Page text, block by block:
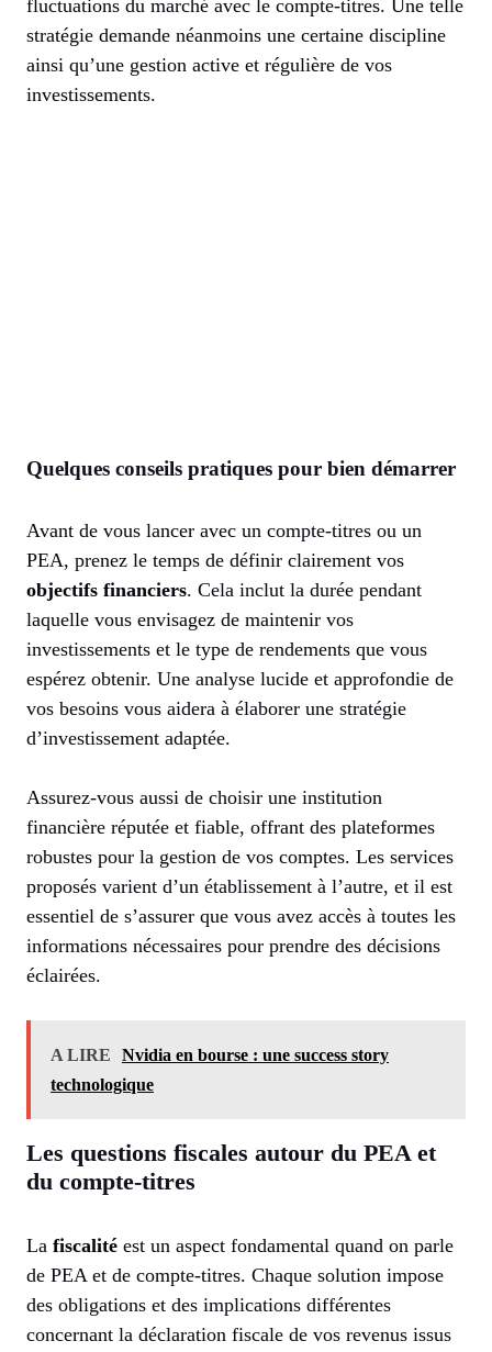
fluctuations du marché avec le compte-titres. Une telle
stratégie demande néanmoins une certaine discipline
ainsi qu’une gestion active et régulière de vos
investissements.
Quelques conseils pratiques pour bien démarrer
Avant de vous lancer avec un compte-titres ou un
PEA, prenez le temps de définir clairement vos
objectifs financiers. Cela inclut la durée pendant
laquelle vous envisagez de maintenir vos
investissements et le type de rendements que vous
espérez obtenir. Une analyse lucide et approfondie de
vos besoins vous aidera à élaborer une stratégie
d’investissement adaptée.
Assurez-vous aussi de choisir une institution
financière réputée et fiable, offrant des plateformes
robustes pour la gestion de vos comptes. Les services
proposés varient d’un établissement à l’autre, et il est
essentiel de s’assurer que vous avez accès à toutes les
informations nécessaires pour prendre des décisions
éclairées.
A LIRE
Nvidia en bourse : une success story
technologique
Les questions fiscales autour du PEA et
du compte-titres
La fiscalité est un aspect fondamental quand on parle
de PEA et de compte-titres. Chaque solution impose
des obligations et des implications différentes
concernant la déclaration fiscale de vos revenus issus